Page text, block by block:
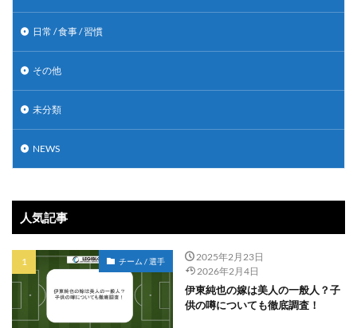
日常 / 食事 / 習慣
その他
未分類
NEWS
人気記事
チーム / 選手
2025年2月23日
2026年2月4日
伊東純也の嫁は美人の一般人？子
供の噂についても徹底調査！